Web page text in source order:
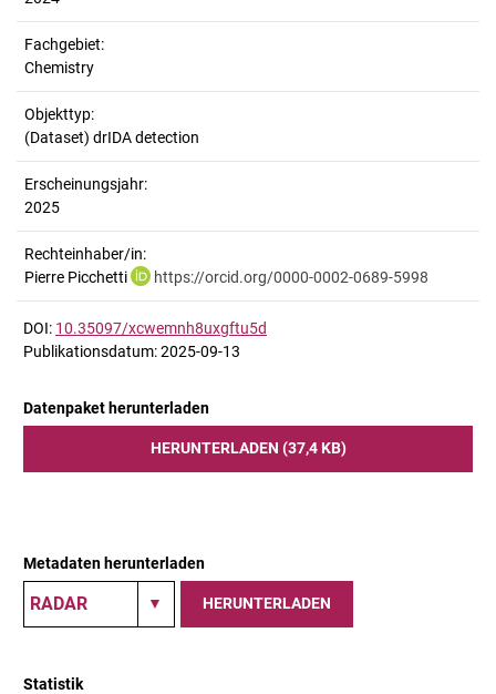
Fachgebiet:
Chemistry
Objekttyp:
(Dataset) drIDA detection
Erscheinungsjahr:
2025
Rechteinhaber/in:
Pierre Picchetti
https://orcid.org/0000-0002-0689-5998
DOI: 10.35097/xcwemnh8uxgftu5d
Publikationsdatum: 2025-09-13
Datenpaket herunterladen
HERUNTERLADEN (37,4 KB)
Metadaten herunterladen
HERUNTERLADEN
Statistik